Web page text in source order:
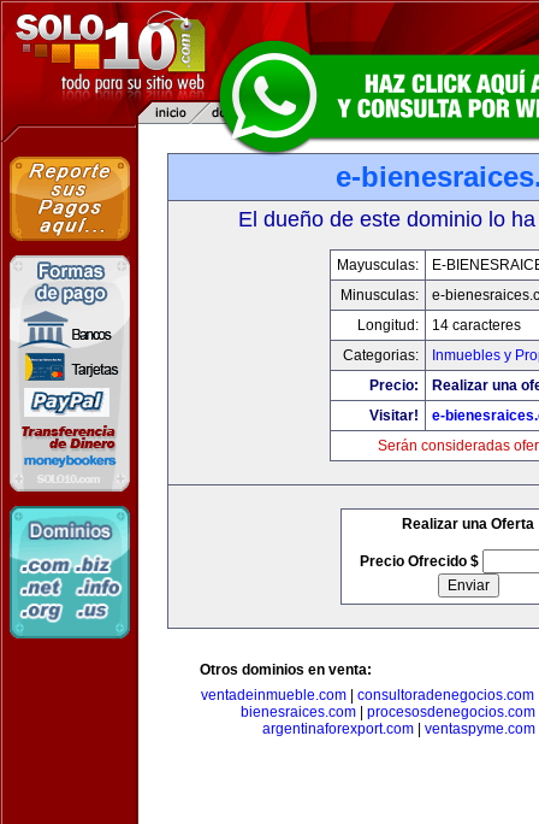
e-
El dueño de este dominio lo
Mayusculas:
E-
Minusculas:
e-
Longitud:
14 caracteres
Categorias:
Inmuebles y
Precio:
Realizar una
Visitar!
e-
Serán consideradas
Realizar una Oferta
Precio Ofrecido $
Otros dominios en venta:
ventadeinmueble.com| consultoradenegocios.com
bienesraices.com
procesosdenegocios.com
argentinaforexport.com| ventaspyme.com